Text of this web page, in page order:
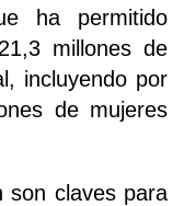
ha permitido
millones de
incluyendo por
de mujeres
son claves para